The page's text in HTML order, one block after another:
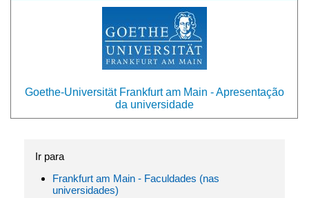
Goethe-Universität Frankfurt am Main - Apresentação
da universidade
Ir para
Frankfurt am Main - Faculdades (nas
universidades)